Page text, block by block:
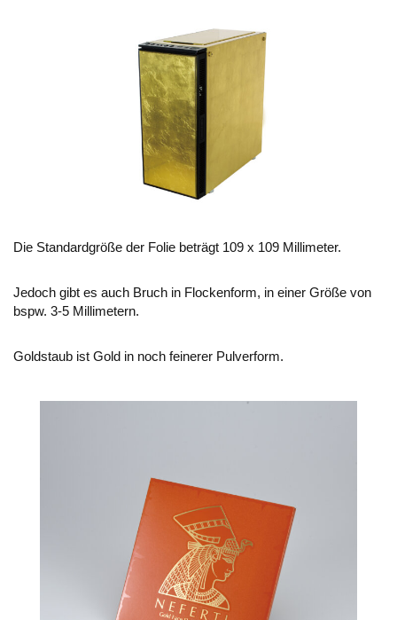
Die Standardgröße der Folie beträgt 109 x 109 Millimeter.
Jedoch gibt es auch Bruch in Flockenform, in einer Größe von
bspw. 3-5 Millimetern.
Goldstaub ist Gold in noch feinerer Pulverform.